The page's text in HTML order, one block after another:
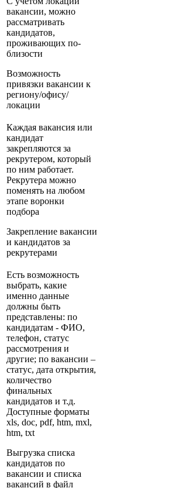
вакансии, можно
рассматривать
кандидатов,
проживающих по-
близости
Возможность
привязки вакансии к
региону/офису/
локации
Каждая вакансия или
кандидат
закрепляются за
рекрутером, который
по ним работает.
Рекрутера можно
поменять на любом
этапе воронки
подбора
Закрепление вакансии
и кандидатов за
рекрутерами
Есть возможность
выбрать, какие
именно данные
должны быть
представлены: по
кандидатам - ФИО,
телефон, статус
рассмотрения и
другие; по вакансии –
статус, дата открытия,
количество
финальных
кандидатов и т.д.
Доступные форматы
xls, doc, pdf, htm, mxl,
htm, txt
Выгрузка списка
кандидатов по
вакансии и списка
вакансий в файл